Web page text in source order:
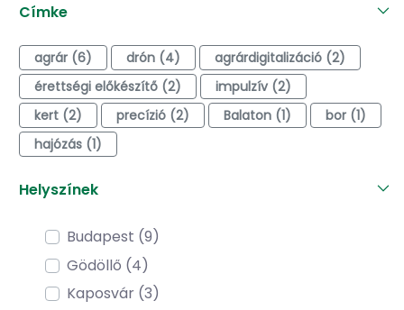
Címke
agrár (6) drón (4)
agrárdigitalizáció (2)
érettségi előkészítő (2)
impulzív (2)
kert (2)
precízió (2) Balaton (1)
bor (1)
hajózás (1)
Helyszínek
Budapest (9)
Gödöllő (4)
Kaposvár (3)